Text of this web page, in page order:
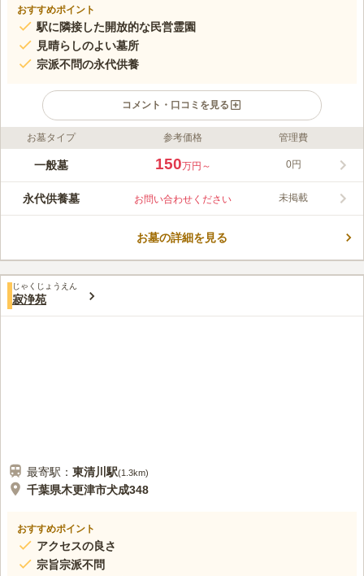
おすすめポイント
駅に隣接した開放的な民営霊園
見晴らしのよい墓所
宗派不問の永代供養
コメント・口コミを見る
ライフドット編集部のコメント
木更津アウトレットの真横にある広々とした民営霊園です。東京
アクセスが良好。都会でありながら開放的な敷地はゆったりとし
た気持ちでお参りできます。宗旨宗派不問、人気の霊園ですので
この霊園はまだ誰からも評価されていません。
お墓タイプ 参考価格 管理費
一般墓 150万円～ 0円
永代供養墓 お問い合わせください 未掲載
お墓の詳細を見る
じゃくじょうえん
寂浄苑
最寄駅： 東清川駅(1.3km)
千葉県木更津市犬成348
おすすめポイント
アクセスの良さ
宗旨宗派不問